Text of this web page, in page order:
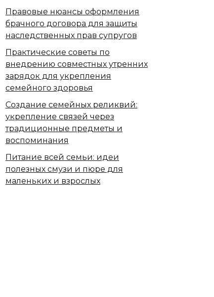
Правовые нюансы оформления
брачного договора для защиты
наследственных прав супругов
Практические советы по
внедрению совместных утренних
зарядок для укрепления
семейного здоровья
Создание семейных реликвий:
укрепление связей через
традиционные предметы и
воспоминания
Питание всей семьи: идеи
полезных смузи и пюре для
маленьких и взрослых